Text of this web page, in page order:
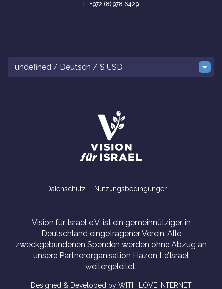
F: +972 (8) 978 6429
undefined / Deutsch / $ USD
Datenschutz Nutzungsbedingungen
Vision für Israel e.V. ist ein gemeinnütziger, in
Deutschland eingetragener Verein. Alle
zweckgebundenen Spenden werden ohne Abzug an
unsere Partnerorganisation Hazon Le’Israel
weitergeleitet.
Designed & Developed by WITH LOVE INTERNET